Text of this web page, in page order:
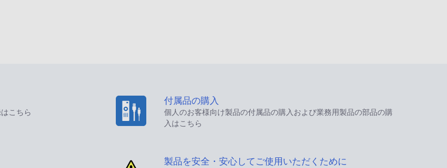
こちら
付属品の購入
個人のお客様向け製品の付属品の購入および業務用製品の部品の購
入はこちら
製品を安全・安心してご使用いただくために